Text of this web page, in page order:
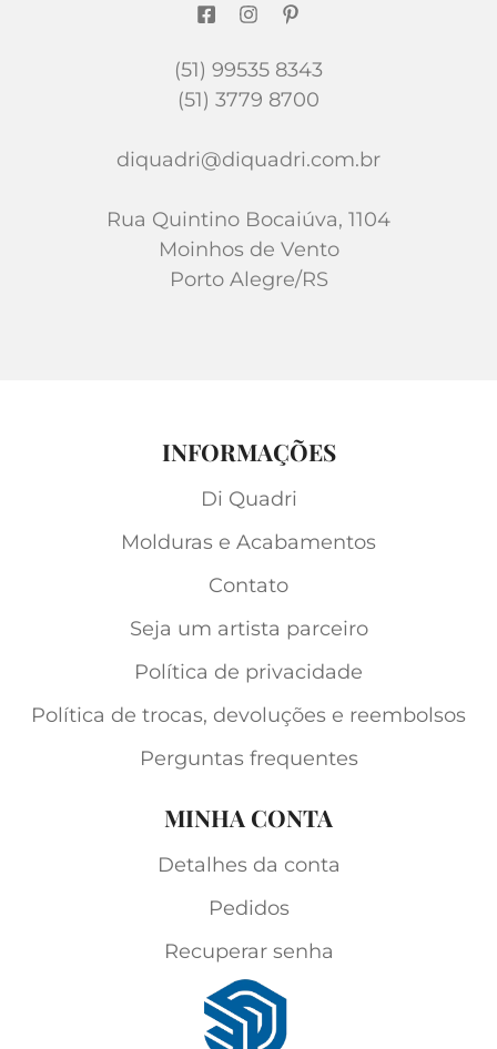
(51) 99535 8343
(51) 3779 8700
diquadri@diquadri.com.br
Rua Quintino Bocaiúva, 1104
Moinhos de Vento
Porto Alegre/RS
INFORMAÇÕES
Di Quadri
Molduras e Acabamentos
Contato
Seja um artista parceiro
Política de privacidade
Política de trocas, devoluções e reembolsos
Perguntas frequentes
MINHA CONTA
Detalhes da conta
Pedidos
Recuperar senha